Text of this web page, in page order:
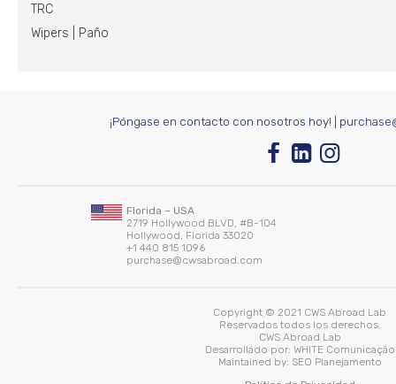
TRC
Wipers | Paño
¡Póngase en contacto con nosotros hoy!
Copyright © 2021 CWS Abroad Lab
Reservados todos los derechos.
CWS Abroad Lab
Desarrollado por: WHITE Comunicação
Maintained by: SEO Planejamento
Florida – USA
2719 Hollywood BLVD, #B-104
Hollywood, Florida 33020
+1 440 815 1096
purchase@cwsabroad.com